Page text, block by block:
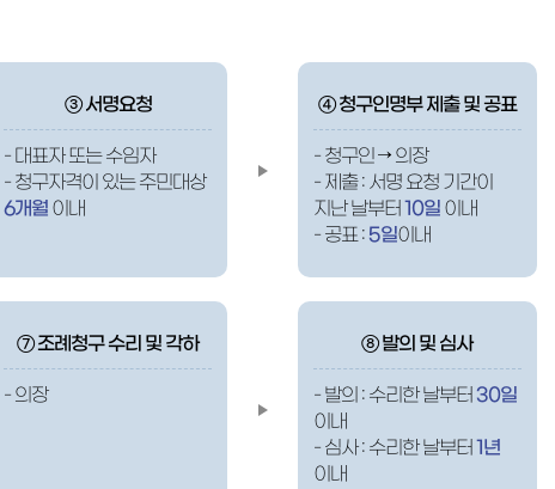
③ 서명요청
- 대표자 또는 수임자
- 청구자격이 있는 주민대상
6개월 이내
④ 청구인명부 제출 및 공표
- 청구인 → 의장
- 제출 : 서명 요청 기간이
지난 날부터 10일이내
- 공표 : 5일이내
⑦ 조례청구 수리 및 각하
- 의장
⑧ 발의 및 심사
- 발의 : 수리한 날부터 30일
이내
- 심사 : 수리한 날부터 1년
이내